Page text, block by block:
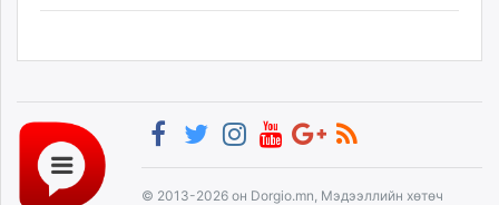
© 2013-2026 он Dorgio.mn, Мэдээллийн хөтөч